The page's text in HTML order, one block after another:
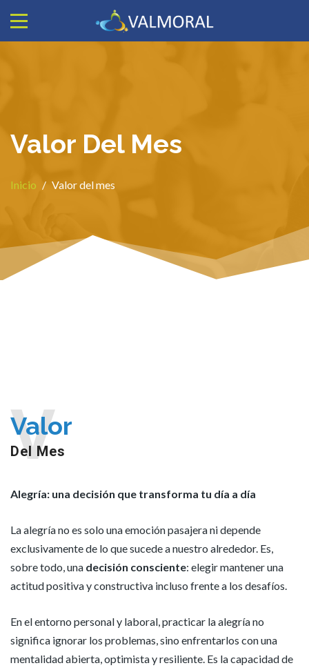
Valor Del Mes
Inicio / Valor del mes
V
Valor
Del Mes
Alegría: una decisión que transforma tu día a día
La alegría no es solo una emoción pasajera ni depende
exclusivamente de lo que sucede a nuestro alrededor. Es,
sobre todo, una decisión consciente: elegir mantener una
actitud positiva y constructiva incluso frente a los desafíos.
En el entorno personal y laboral, practicar la alegría no
significa ignorar los problemas, sino enfrentarlos con una
mentalidad abierta, optimista y resiliente. Es la capacidad de